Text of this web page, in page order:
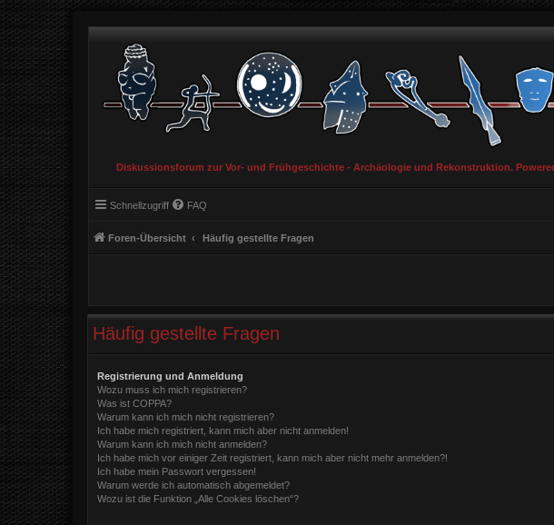
Diskussionsforum zur Vor- und Frühgeschichte - Archäologie und Rekonstruktion.
Schnellzugriff FAQ
Foren-Übersicht Häufig gestellte Fragen
Häufig gestellte Fragen
Registrierung und Anmeldung
Wozu muss ich mich registrieren?
Was ist COPPA?
Warum kann ich mich nicht registrieren?
Ich habe mich registriert, kann mich aber nicht anmelden!
Warum kann ich mich nicht anmelden?
Ich habe mich vor einiger Zeit registriert, kann mich aber nicht mehr anmelden?!
Ich habe mein Passwort vergessen!
Warum werde ich automatisch abgemeldet?
Wozu ist die Funktion „Alle Cookies löschen“?